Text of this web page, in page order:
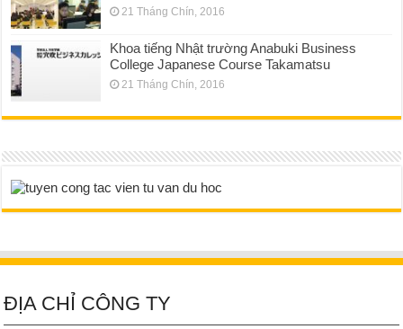
21 Tháng Chín, 2016
Khoa tiếng Nhật trường Anabuki Business
College Japanese Course Takamatsu
21 Tháng Chín, 2016
ĐỊA CHỈ CÔNG TY